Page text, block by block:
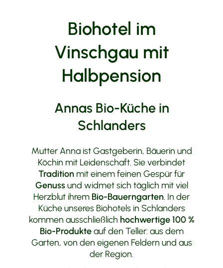
Biohotel im
Vinschgau mit
Halbpension
Annas Bio-Küche in
Schlanders
Mutter Anna ist Gastgeberin, Bäuerin und
Köchin mit Leidenschaft. Sie verbindet
Tradition mit einem feinen Gespür für
Genussund widmet sich täglich mit viel
Herzblut ihrem Bio-Bauerngarten. In der
Küche unseres Biohotels in Schlanders
kommen ausschließlich hochwertige 100 %
Bio-Produkteauf den Teller: aus dem
Garten, von den eigenen Feldern und aus
der Region.